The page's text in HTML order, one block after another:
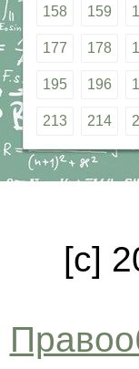
158 159
177 178
195 196
213 214
[c]